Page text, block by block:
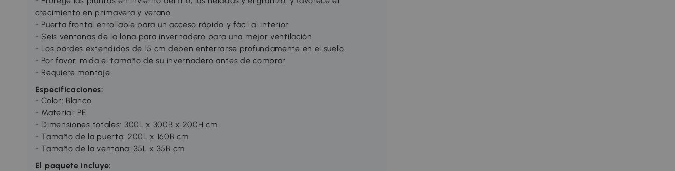
crecimiento en primavera y verano
- Puerta frontal enrollable para un acceso rápido y fácil al interior
- Seis ventanas de la lona para invernadero para una mejor ventilación
- Los bordes extendidos de 15 cm deben enterrarse profundamente en el suelo
- Por favor, mida el tamaño de su invernadero antes de comprar
- Requiere montaje
Especificaciones:
- Color: Blanco
- Material: PE
- Dimensiones totales: 300L x 300B x 200H cm
- Tamaño de la puerta: 200L x 160B cm
- Tamaño de la ventana: 35L x 35B cm
El paquete incluye: